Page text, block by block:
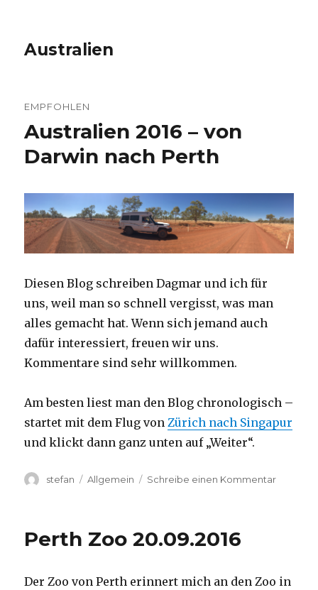
Australien
EMPFOHLEN
Australien 2016 – von
Darwin nach Perth
Diesen Blog schreiben Dagmar und ich für
uns, weil man so schnell vergisst, was man
alles gemacht hat. Wenn sich jemand auch
dafür interessiert, freuen wir uns.
Kommentare sind sehr willkommen.
Am besten liest man den Blog chronologisch –
startet mit dem Flug vonZürich nach Singapur
und klickt dann ganz unten auf „Weiter“.
Autor
stefan Kategorien
Allgemein Schreibe einen Kommentarzu
Perth
Perth Zoo 20.09.2016
Der Zoo von Perth erinnert mich an den Zoo in